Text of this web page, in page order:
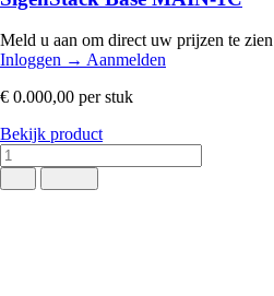
Meld u aan om direct uw prijzen te zien
Inloggen → Aanmelden
€ 0.000,00 per stuk
Bekijk product